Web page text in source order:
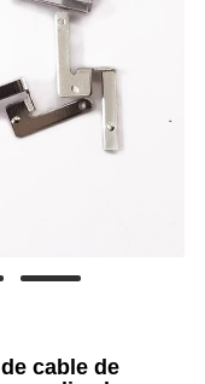
cable de